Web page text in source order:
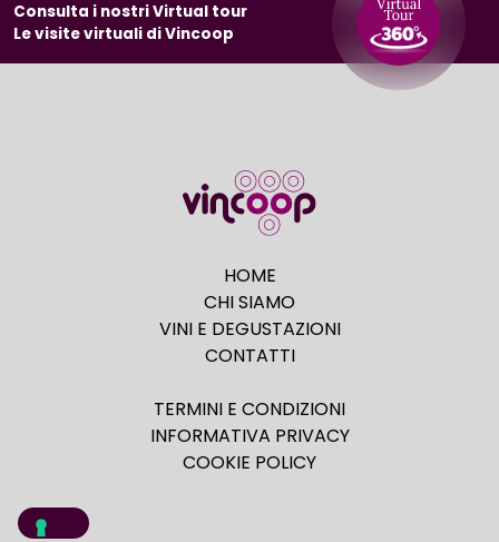
Consulta i nostri Virtual tour
Le visite virtuali di Vincoop
HOME
CHI SIAMO
VINI E DEGUSTAZIONI
CONTATTI
TERMINI E CONDIZIONI
INFORMATIVA PRIVACY
COOKIE POLICY